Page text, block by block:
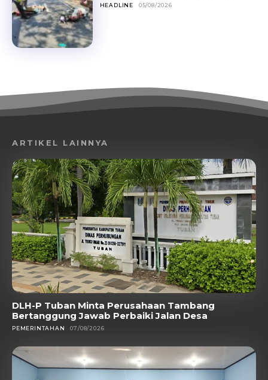
HEADLINE 05/08/2026
ARTIKEL LAINNYA
DLH-P Tuban Minta Perusahaan Tambang
Bertanggung Jawab Perbaiki Jalan Desa
PEMERINTAHAN 07/08/2026